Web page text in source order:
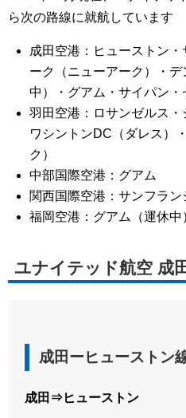
ら次の路線に就航しています
成田空港：ヒューストン
ーク（ニューアーク）・
中）・グアム・サイパン
羽田空港：ロサンゼルス・
ワシントンDC（ダレス）
ク）
中部国際空港：グアム
関西国際空港：サンフラン
福岡空港：グアム（運休中
ユナイテッド航空 成
成田ーヒューストン
成田⇒ヒューストン